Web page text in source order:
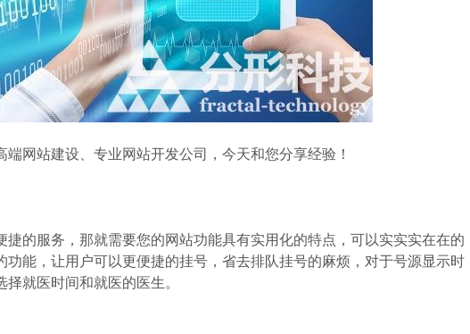
站建设、专业网站开发公司，今天和您分享经验！
服务，那就需要您的网站功能具有实用化的特点，可以实实实在在的
能，让用户可以更便捷的挂号，省去排队挂号的麻烦，对于号源显示时
就医时间和就医的医生。